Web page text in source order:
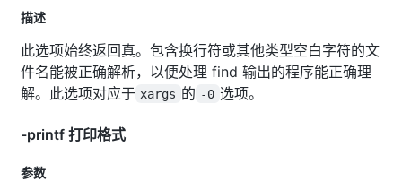
描述
此选项始终返回真。包含换行符或其他类型空白字符的文
件名能被正确解析，以便处理 find 输出的程序能正确理
解。此选项对应于 xargs 的 -0 选项。
-printf 打印格式
参数